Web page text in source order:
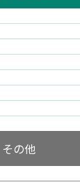
その他